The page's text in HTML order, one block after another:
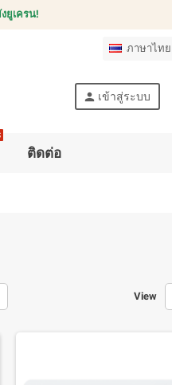
ยูเครน!
ภาษาไทย
person เข้าสู่ระบบ
ติดต่อ
View